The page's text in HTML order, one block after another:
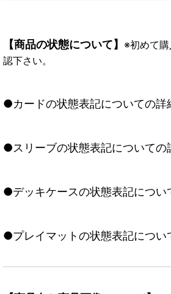
【商品の状態について】 ※初めて
認下さい。
●カードの状態表記についての詳
●スリーブの状態表記についての
●デッキケースの状態表記につい
●プレイマットの状態表記につい